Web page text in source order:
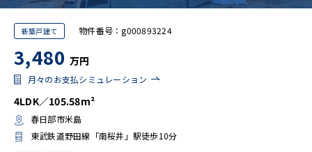
新築戸建て 物件番号：g000893224
3,480 万円
月々のお支払シミュレーション
4LDK／105.58m²
春日部市米島
東武鉄道野田線「南桜井」駅徒歩10分